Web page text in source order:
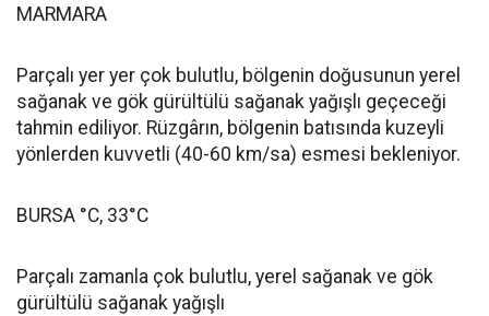
MARMARA
Parçalı yer yer çok bulutlu, bölgenin doğusunun yerel
sağanak ve gök gürültülü sağanak yağışlı geçeceği
tahmin ediliyor. Rüzgârın, bölgenin batısında kuzeyli
yönlerden kuvvetli (40-60 km/sa) esmesi bekleniyor.
BURSA °C, 33°C
Parçalı zamanla çok bulutlu, yerel sağanak ve gök
gürültülü sağanak yağışlı